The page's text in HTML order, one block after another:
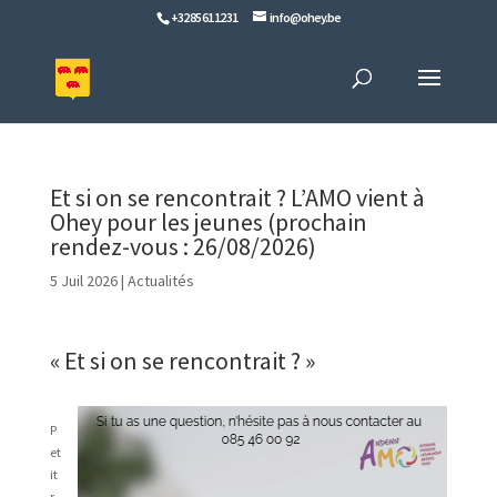
+32 85 61 12 31 info@ohey.be
Et si on se rencontrait ? L’AMO vient à
Ohey pour les jeunes (prochain
rendez-vous : 26/08/2026)
5 Juil 2026| Actualités
« Et si on se rencontrait ? »
P
et
it